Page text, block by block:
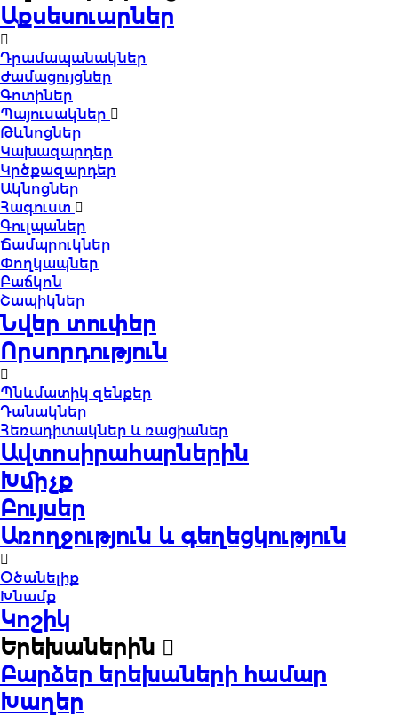
Աքսեսուարներ
Դրամապանակներ
Ժամացույցներ
Գոտիներ
Պայուսակներ
Թևնոցներ
Կախազարդեր
Կրծքազարդեր
Ակնոցներ
Հագուստ
Գուլպաներ
Ճամպրուկներ
Փողկապներ
Բաճկոն
Շապիկներ
Նվեր տուփեր
Որսորդություն
Պնևմատիկ զենքեր
Դանակներ
Հեռադիտակներ և ռացիաներ
Ավտոսիրահարներին
Խմիչք
Բույսեր
Առողջություն և գեղեցկություն
Օծանելիք
Խնամք
Կոշիկ
Երեխաներին
Բարձեր երեխաների համար
Խաղեր